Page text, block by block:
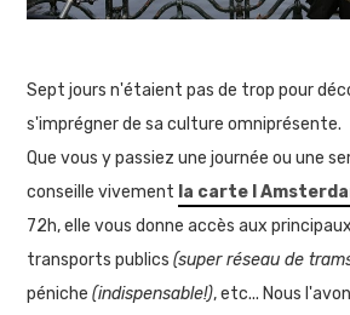
Sept jours n'étaient pas de trop pour
s'imprégner de sa culture omniprésente.
Que vous y passiez une journée ou une
conseille vivement la carte I
72h, elle vous donne accès aux
transports publics(super réseau de
péniche(indispensable!), etc... Nous